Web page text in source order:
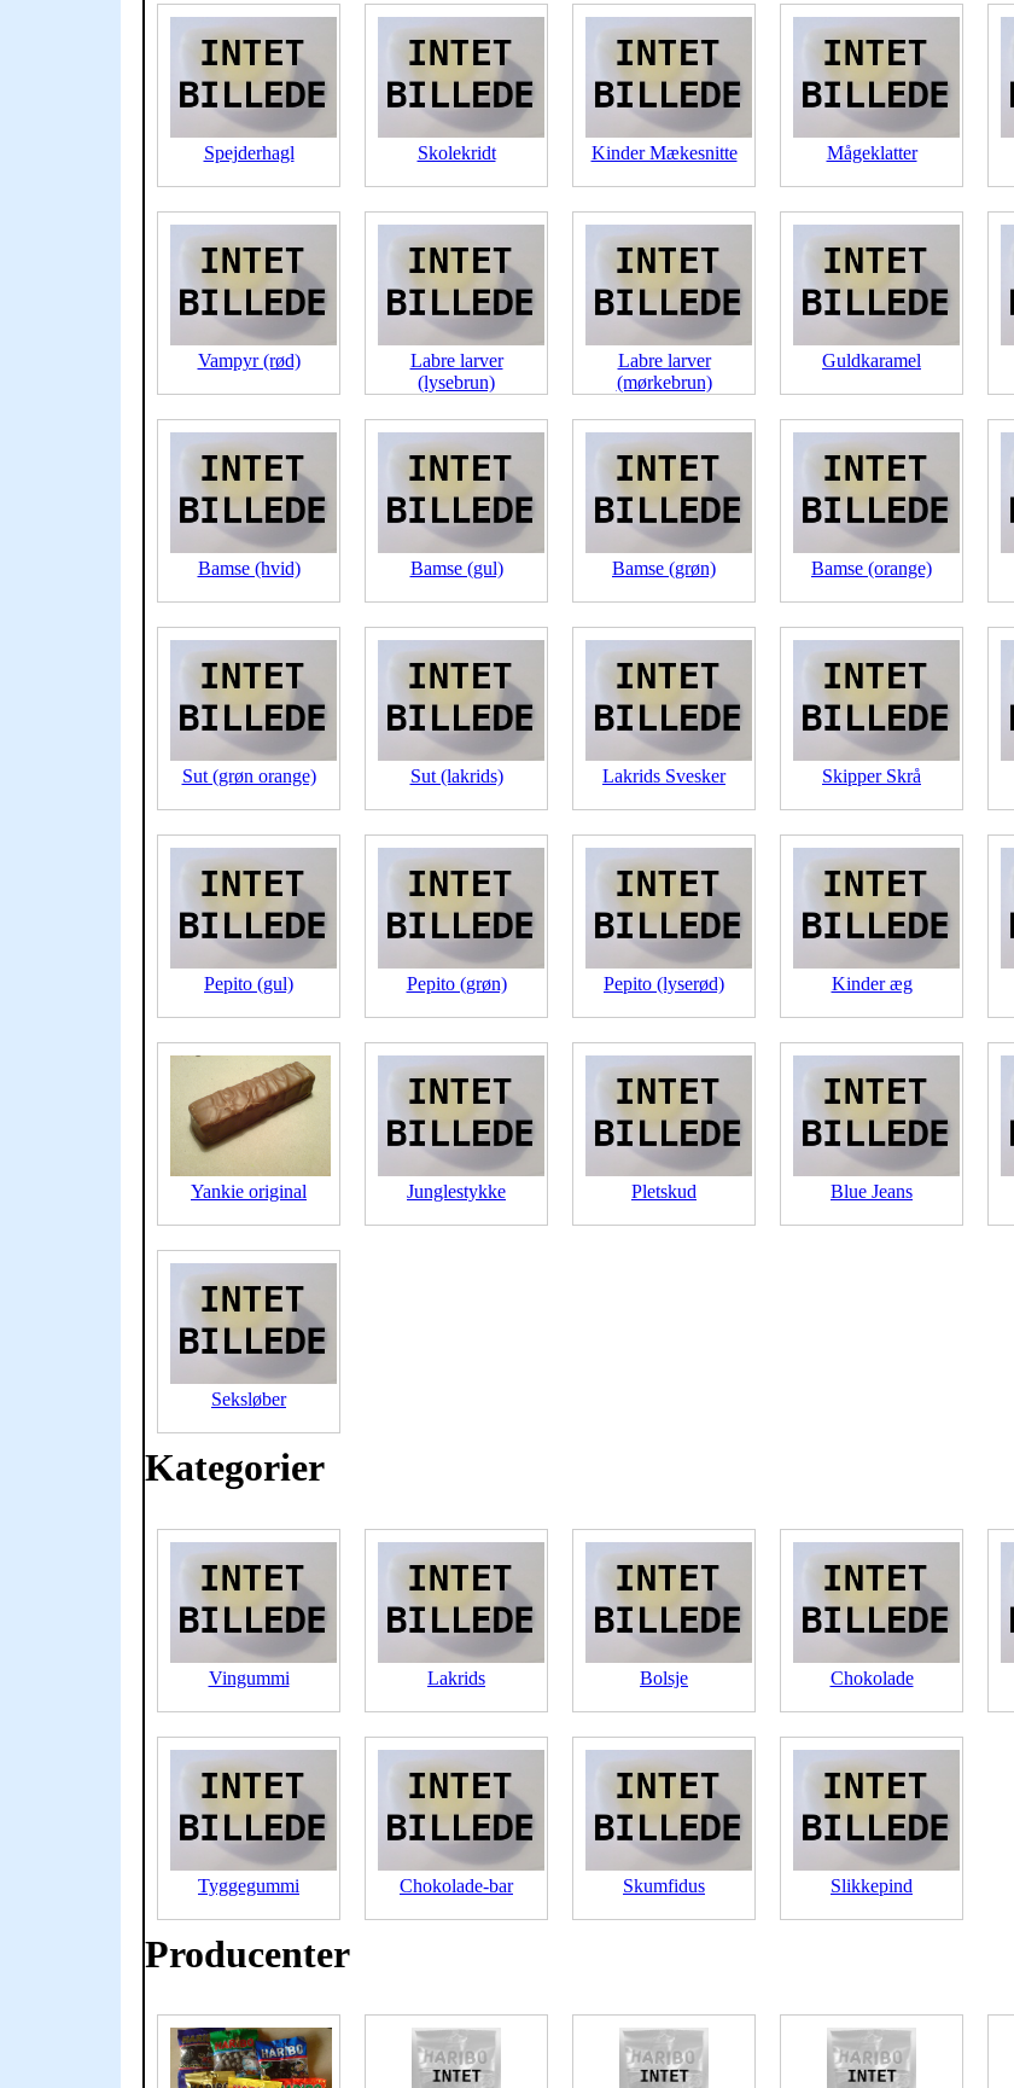
Spejderhagl Skolekridt Kinder Mækesnitte Mågeklatter
Vampyr (rød)
Labre larver
(lysebrun)
Labre larver
(mørkebrun)
Guldkaramel
Bamse (hvid) Bamse (gul) Bamse (grøn) Bamse (orange)
Sut (grøn orange) Sut (lakrids) Lakrids Svesker Skipper Skrå
Pepito (gul) Pepito (grøn) Pepito (lyserød) Kinder æg
Yankie original Junglestykke Pletskud Blue Jeans
Seksløber
Kategorier
Vingummi Lakrids Bolsje Chokolade
Tyggegummi Chokolade-bar Skumfidus Slikkepind
Producenter